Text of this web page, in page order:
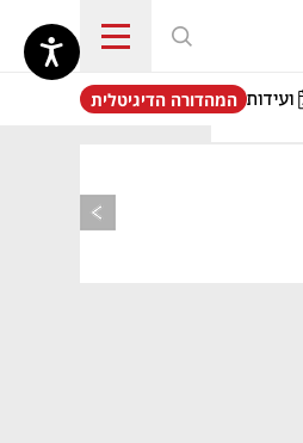
ועידות
נפתח בכרטיסייה חדשה
המהדורה הדיגיטלית